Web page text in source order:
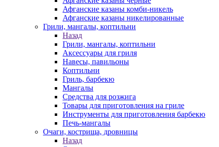
Афганские казаны комби-никель
Афганские казаны никелированные
Грили, мангалы, коптильни
Назад
Грили, мангалы, коптильни
Аксессуары для гриля
Навесы, павильоны
Коптильни
Гриль, барбекю
Мангалы
Средства для розжига
Товары для приготовления на гриле
Инструменты для приготовления барбекю
Печь-мангалы
Очаги, кострища, дровницы
Назад